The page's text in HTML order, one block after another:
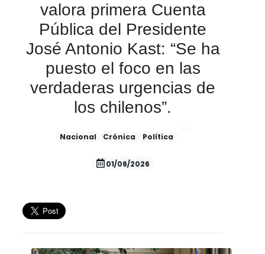
valora primera Cuenta
Pública del Presidente
José Antonio Kast: “Se ha
puesto el foco en las
verdaderas urgencias de
los chilenos”.
Nacional Crónica Política
01/06/2026